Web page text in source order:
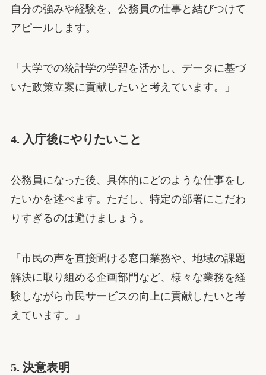
自分の強みや経験を、公務員の仕事と結びつけて
アピールします。
「大学での統計学の学習を活かし、データに基づ
いた政策立案に貢献したいと考えています。」
4. 入庁後にやりたいこと
公務員になった後、具体的にどのような仕事をし
たいかを述べます。ただし、特定の部署にこだわ
りすぎるのは避けましょう。
「市民の声を直接聞ける窓口業務や、地域の課題
解決に取り組める企画部門など、様々な業務を経
験しながら市民サービスの向上に貢献したいと考
えています。」
5. 決意表明